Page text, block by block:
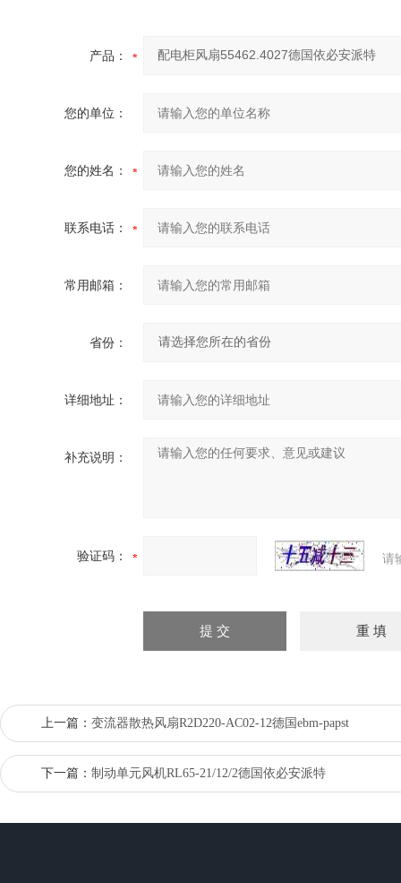
产品：
您的单位：
您的姓名：
联系电话：
常用邮箱：
省份：
详细地址：
补充说明：
验证码： 请
上一篇： 变流器散热风扇R2D220-AC02-12德国ebm-papst
下一篇： 制动单元风机RL65-21/12/2德国依必安派特